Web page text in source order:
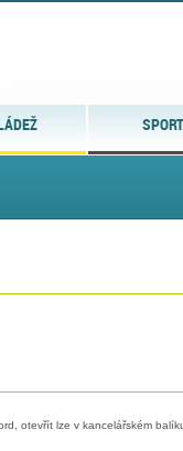
SPORT
otevřít lze v kancelářském